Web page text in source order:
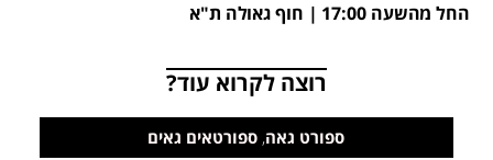
החל מהשעה 17:00 | חוף גאולה ת"א
רוצה לקרוא עוד?
ספורט גאה,ספורטאים גאים